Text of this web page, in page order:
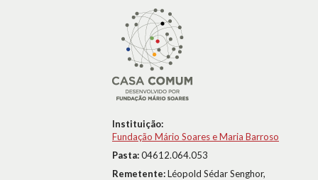
Instituição:
Fundação Mário Soares e Maria Barroso
Pasta:04612.064.053
Remetente:Léopold Sédar Senghor,